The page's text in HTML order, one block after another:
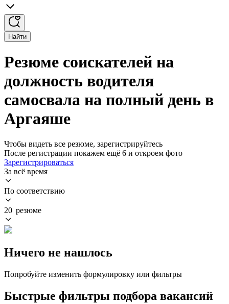
Найти
Резюме соискателей на
должность водителя
самосвала на полный день в
Аргаяше
Чтобы видеть все резюме, зарегистрируйтесь
После регистрации покажем ещё 6 и откроем фото
Зарегистрироваться
За всё время
По соответствию
20 резюме
Ничего не нашлось
Попробуйте изменить формулировку или фильтры
Быстрые фильтры подбора вакансий